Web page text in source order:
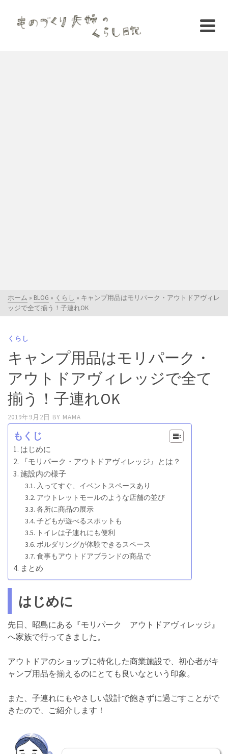
ホーム » BLOG » くらし » キャンプ用品はモリパーク・アウトドアヴィレ
ッジで全て揃う！子連れOK
くらし
キャンプ用品はモリパーク・
アウトドアヴィレッジで全て
揃う！子連れOK
2019年9月2日 BY MAMA
もくじ
はじめに
『モリパーク・アウトドアヴィレッジ』とは？
施設内の様子
入ってすぐ、イベントスペースあり
アウトレットモールのような店舗の並び
各所に商品の展示
子どもが遊べるスポットも
トイレは子連れにも便利
ボルダリングが体験できるスペース
食事もアウトドアブランドの商品で
まとめ
はじめに
先日、昭島にある『モリパーク アウトドアヴィレッジ』
へ家族で行ってきました。
アウトドアのショップに特化した商業施設で、初心者がキ
ャンプ用品を揃えるのにとても良いなという印象。
また、子連れにもやさしい設計で飽きずに過ごすことがで
きたので、ご紹介します！